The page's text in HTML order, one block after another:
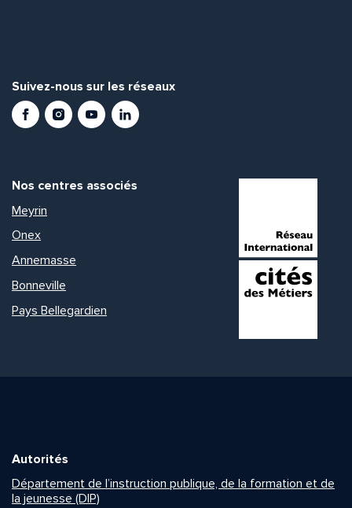
Suivez-nous sur les réseaux
FacebookInstagramYoutubeLinkedIn
Nos centres associés
Meyrin
Onex
Annemasse
Bonneville
Pays Bellegardien
Autorités
Département de l’instruction publique, de la formation et de
la jeunesse (DIP)